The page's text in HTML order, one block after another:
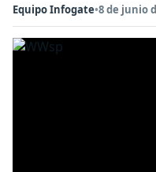
Equipo Infogate•8 de junio